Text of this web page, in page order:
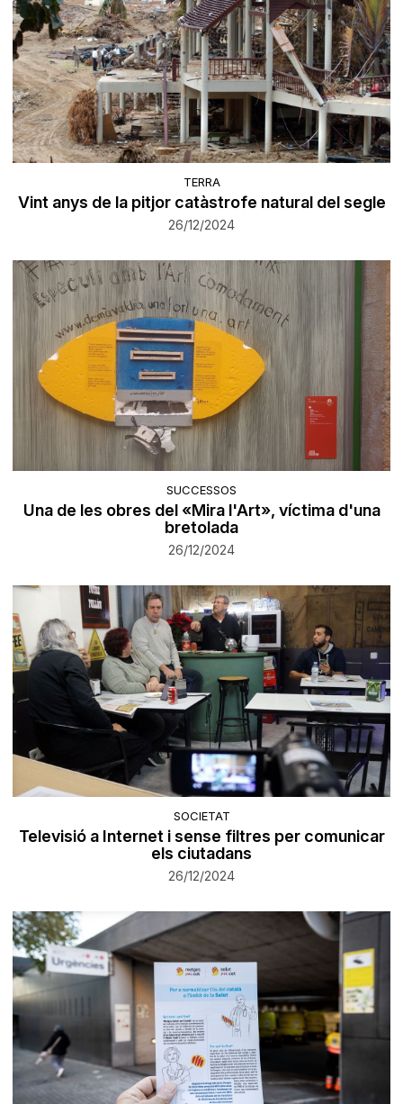
TERRA
Vint anys de la pitjor catàstrofe natural del segle
26/12/2024
SUCCESSOS
Una de les obres del «Mira l'Art», víctima d'una
bretolada
26/12/2024
SOCIETAT
Televisió a Internet i sense filtres per comunicar
els ciutadans
26/12/2024